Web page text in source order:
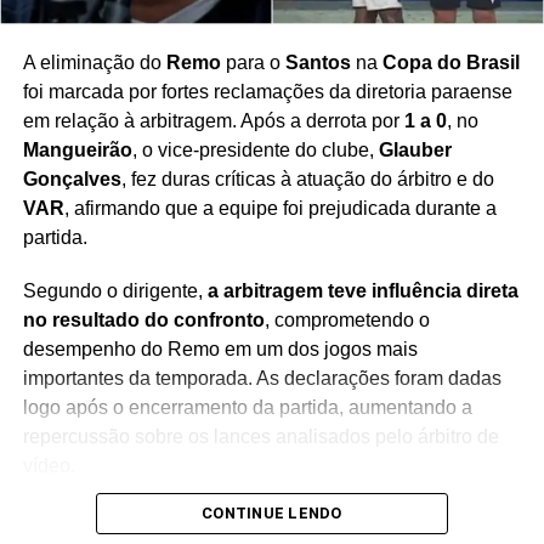
A eliminação do Remopara o Santosna Copa do Brasil
foi marcada por fortes reclamações da diretoria paraense
em relação à arbitragem. Após a derrota por 1 a 0, no
Mangueirão, o vice-presidente do clube, Glauber
Gonçalves, fez duras críticas à atuação do árbitro e do
VAR, afirmando que a equipe foi prejudicada durante a
partida.
Segundo o dirigente, a arbitragem teve influência direta
no resultado do confronto, comprometendo o
desempenho do Remo em um dos jogos mais
importantes da temporada. As declarações foram dadas
logo após o encerramento da partida, aumentando a
repercussão sobre os lances analisados pelo árbitro de
Durante o pronunciamento,Glauber Gonçalves afirmou
CONTINUE LENDO